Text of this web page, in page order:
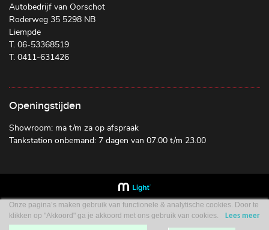
Autobedrijf van Oorschot
Roderweg 35 5298 NB
Liempde
T. 06-53368519
T. 0411-631426
Openingstijden
Showroom: ma t/m za op afspraak
Tankstation onbemand: 7 dagen van 07.00 t/m 23.00
Onze pagina’s maken gebruik van functionele & analytische cookies. Door te
klikken op "Akkoord" ga je akkoord met ons gebruik van cookies.
Lees meer